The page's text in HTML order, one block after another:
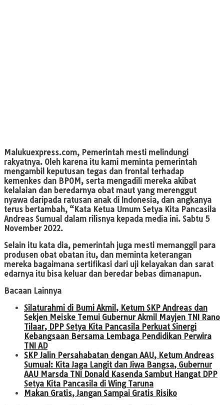
Malukuexpress.com, Pemerintah mesti melindungi
rakyatnya. Oleh karena itu kami meminta pemerintah
mengambil keputusan tegas dan frontal terhadap
kemenkes dan BPOM, serta mengadili mereka akibat
kelalaian dan beredarnya obat maut yang merenggut
nyawa daripada ratusan anak di Indonesia, dan angkanya
terus bertambah, “Kata Ketua Umum Setya Kita Pancasila
Andreas Sumual dalam rilisnya kepada media ini. Sabtu 5
November 2022.
Selain itu kata dia, pemerintah juga mesti memanggil para
produsen obat obatan itu, dan meminta keterangan
mereka bagaimana sertifikasi dari uji kelayakan dan sarat
edarnya itu bisa keluar dan beredar bebas dimanapun.
Bacaan Lainnya
Silaturahmi di Bumi Akmil, Ketum SKP Andreas dan
Sekjen Meiske Temui Gubernur Akmil Mayjen TNI Rano
Tilaar, DPP Setya Kita Pancasila Perkuat Sinergi
Kebangsaan Bersama Lembaga Pendidikan Perwira
TNI AD
SKP Jalin Persahabatan dengan AAU, Ketum Andreas
Sumual: Kita Jaga Langit dan Jiwa Bangsa, Gubernur
AAU Marsda TNI Donald Kasenda Sambut Hangat DPP
Setya Kita Pancasila di Wing Taruna
Makan Gratis, Jangan Sampai Gratis Risiko